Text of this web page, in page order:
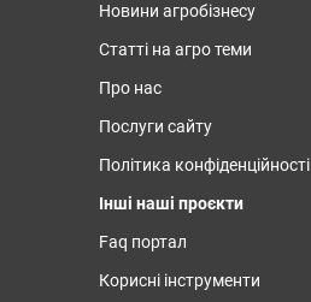
Новини агробізнесу
Статті на агро теми
Про нас
Послуги сайту
Політика конфіденційності
Інші наші проєкти
Faq портал
Корисні інструменти